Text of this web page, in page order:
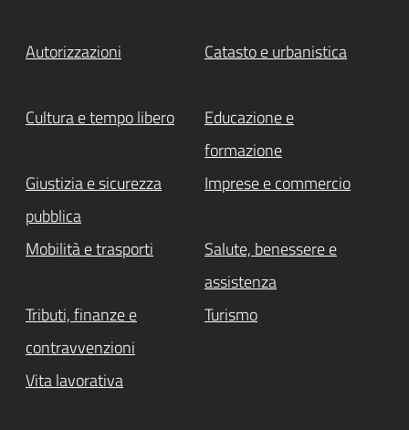
Autorizzazioni Catasto e urbanistica
Cultura e tempo libero
Educazione e
formazione
Giustizia e sicurezza
pubblica
Imprese e commercio
Mobilità e trasporti
Salute, benessere e
assistenza
Tributi, finanze e
contravvenzioni
Turismo
Vita lavorativa